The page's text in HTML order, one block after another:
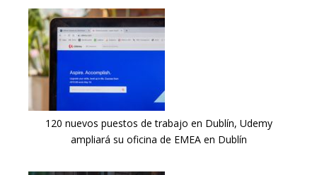
120 nuevos puestos de trabajo en Dublín, Udemy
ampliará su oficina de EMEA en Dublín